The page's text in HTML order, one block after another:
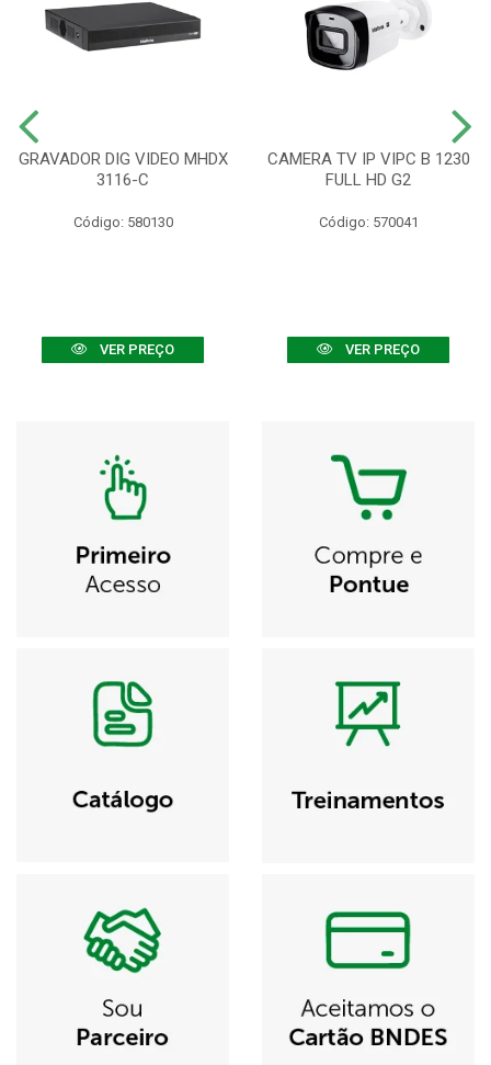
GRAVADOR DIG VIDEO MHDX
3116-C
Código: 580130
VER PREÇO
CAMERA TV IP VIPC B 1230
FULL HD G2
Código: 570041
VER PREÇO